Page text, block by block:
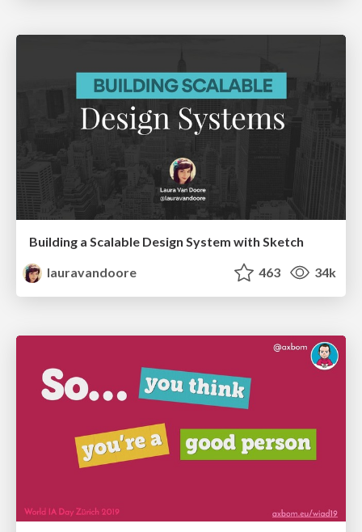
Building a Scalable Design System with Sketch
lauravandoore
463 34k